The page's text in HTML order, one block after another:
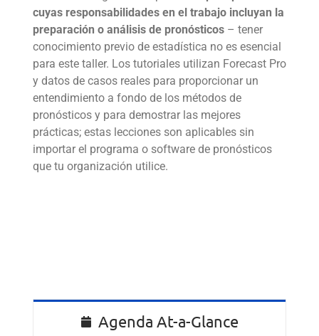
cuyas responsabilidades en el trabajo incluyan la
preparación o análisis de pronósticos – tener
conocimiento previo de estadística no es esencial
para este taller. Los tutoriales utilizan Forecast Pro
y datos de casos reales para proporcionar un
entendimiento a fondo de los métodos de
pronósticos y para demostrar las mejores
prácticas; estas lecciones son aplicables sin
importar el programa o software de pronósticos
que tu organización utilice.
Agenda At-a-Glance